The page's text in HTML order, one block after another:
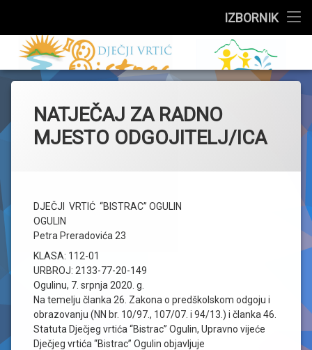
IZBORNIK
Upisi
Događanja
Skupine
Jelovnik
O vrtiću
Preskoči
sadržaj
Dječji vrtić
NATJEČAJ ZA RADNO
MJESTO ODGOJITELJ/ICA
DJEČJI VRTIĆ “BISTRAC” OGULIN
OGULIN
Petra Preradovića 23
KLASA: 112-01
URBROJ: 2133-77-20-149
Ogulinu, 7. srpnja 2020. g.
Na temelju članka 26. Zakona o predškolskom odgoju i
obrazovanju (NN br. 10/97., 107/07. i 94/13.) i članka 46.
Statuta Dječjeg vrtića “Bistrac” Ogulin, Upravno vijeće
Dječjeg vrtića “Bistrac” Ogulin objavljuje